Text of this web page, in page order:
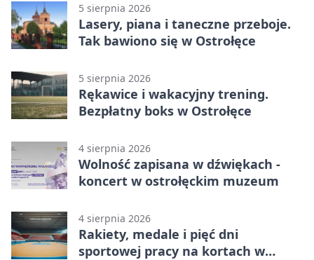
5 sierpnia 2026
Lasery, piana i taneczne przeboje.
Tak bawiono się w Ostrołęce
5 sierpnia 2026
Rękawice i wakacyjny trening.
Bezpłatny boks w Ostrołęce
4 sierpnia 2026
Wolność zapisana w dźwiękach -
koncert w ostrołęckim muzeum
4 sierpnia 2026
Rakiety, medale i pięć dni
sportowej pracy na kortach w